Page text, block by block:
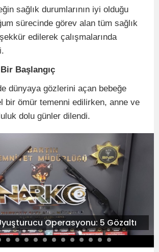
sağlık durumlarının iyi olduğu
sürecinde görev alan tüm sağlık
edilerek çalışmalarında
Bir Başlangıç
dünyaya gözlerini açan bebeğe
bir ömür temenni edilirken, anne ve
dolu günler dilendi.
Operasyonu: 5 Gözaltı